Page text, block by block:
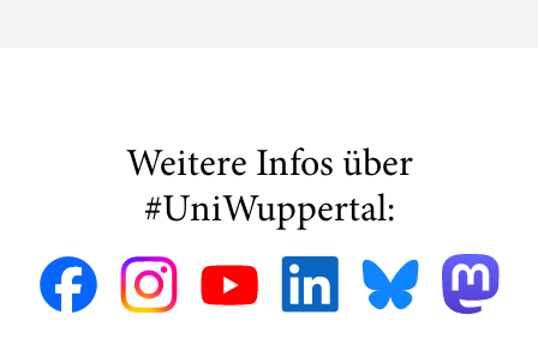
Weitere Infos über
#UniWuppertal: